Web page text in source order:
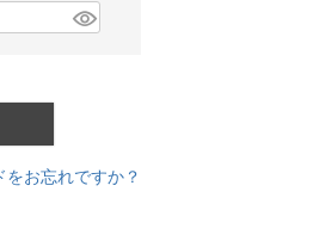
をお忘れですか？